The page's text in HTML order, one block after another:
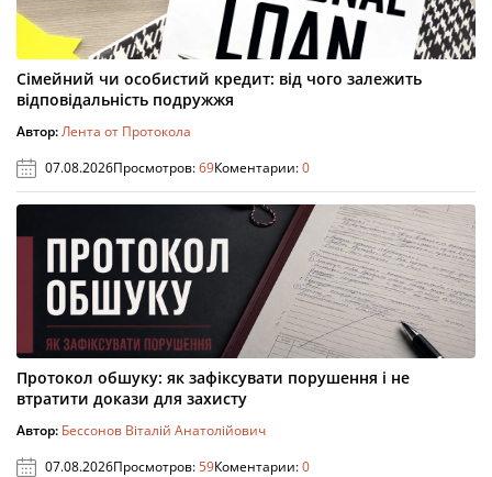
Сімейний чи особистий кредит: від чого залежить
відповідальність подружжя
Автор:Лента от Протокола
07.08.2026Просмотров:69Коментарии:0
Протокол обшуку: як зафіксувати порушення і не
втратити докази для захисту
Автор: Бессонов Віталій Анатолійович
07.08.2026Просмотров:59Коментарии:0